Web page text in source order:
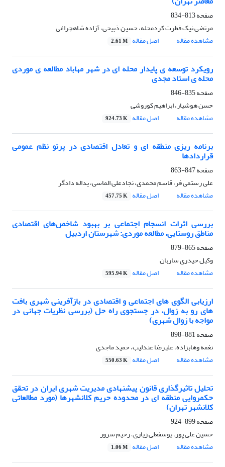
صفحه813-834
مرتضی نیک فطرت کردمحله، حسین ذبیحی، آزاده شاهچراغی
مشاهده مقاله
اصل مقاله 2.61 M
رویکرد توسعه ی پایدار محله ای در شهر مهاباد مطالعه ی موردی
محله ی استاد مجدی
صفحه835-846
حسن هوشیار، ابراهیم کوروشی
مشاهده مقاله
اصل مقاله 924.73 K
برنامه ریزی منطقه ای و تعادل اقتصادی در پرتو نظم عمومی
قراردادها
صفحه847-863
علی رستمی فر، قاسم محمدی، نجادعلی الماسی، یداله دادگر
مشاهده مقاله
اصل مقاله 457.75 K
بررسی اثرات انسجام اجتماعی بر بهبود شاخص‌های اقتصادی
مناطق روستایی، مطالعه موردی: شهرستان اردبیل
صفحه865-879
وکیل حیدری ساربان
مشاهده مقاله
اصل مقاله 595.94 K
ارزیابی الگوی های اجتماعی و اقتصادی در بازآفرینی شهری بافت
های رو به زوال، در جستجوی راه حل (بررسی نظریات جهانی در
مواجه با زوال شهری)
صفحه881-898
نغمه وهابزاده، علیرضا عندلیب، حمید ماجدی
مشاهده مقاله
اصل مقاله 550.63 K
تحلیل تاثیرگذاری قانون پیشنهادی مدیریت شهری ایران در تحقق
حکمروایی منطقه ای در محدوده حریم کلانشهرها (مورد مطالعاتی
کلانشهر تهران)
صفحه899-924
حسین علی پور، یوسفعلی زیاری، رحیم سرور
مشاهده مقاله
اصل مقاله 1.06 M